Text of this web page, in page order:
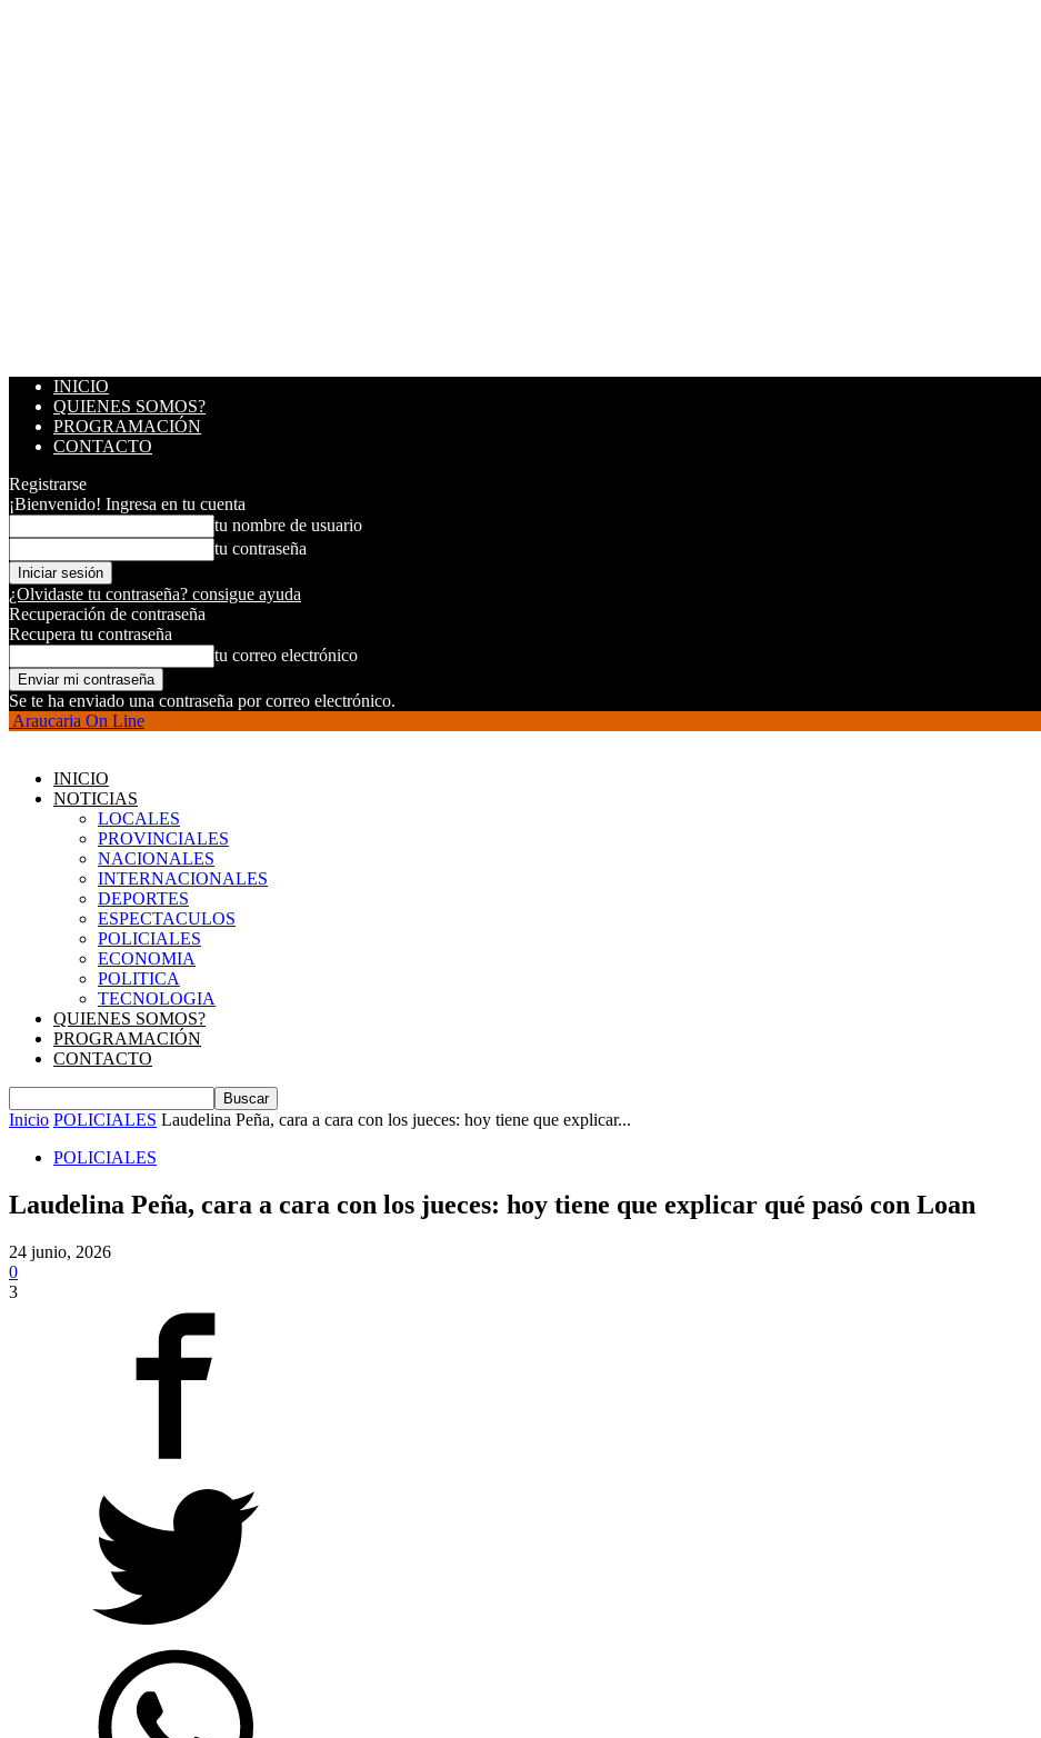
INICIO
QUIENES SOMOS?
PROGRAMACIÓN
CONTACTO
Registrarse
¡Bienvenido! Ingresa en tu cuenta
tu nombre de usuario
tu contraseña
¿Olvidaste tu contraseña? consigue ayuda
Recuperación de contraseña
Recupera tu contraseña
tu correo electrónico
Se te ha enviado una contraseña por correo electrónico.
Araucaria On Line
INICIO
NOTICIAS
LOCALES
PROVINCIALES
NACIONALES
INTERNACIONALES
DEPORTES
ESPECTACULOS
POLICIALES
ECONOMIA
POLITICA
TECNOLOGIA
QUIENES SOMOS?
PROGRAMACIÓN
CONTACTO
Inicio POLICIALES Laudelina Peña, cara a cara con los jueces: hoy tiene que explicar...
POLICIALES
Laudelina Peña, cara a cara con los jueces: hoy tiene que explicar qué pasó con Loan
24 junio, 2026
0
3